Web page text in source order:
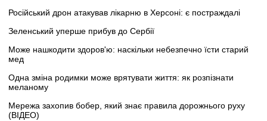
Російський дрон атакував лікарню в Херсоні: є постраждалі
Зеленський уперше прибув до Сербії
Може нашкодити здоров'ю: наскільки небезпечно їсти старий
мед
Одна зміна родимки може врятувати життя: як розпізнати
меланому
Мережа захопив бобер, який знає правила дорожнього руху
(ВІДЕО)